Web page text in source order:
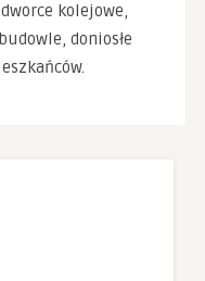
kolejowe,
doniosłe